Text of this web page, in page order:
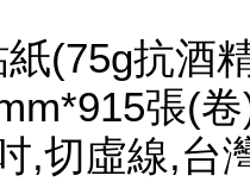
(75g抗酒
張(
,切虛線,台